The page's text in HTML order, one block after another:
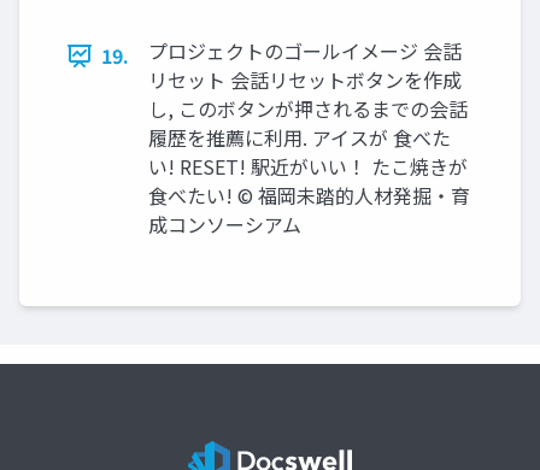
19.
プロジェクトのゴールイメージ 会話
リセット 会話リセットボタンを作成
し, このボタンが押されるまでの会話
履歴を推薦に利用. アイスが 食べた
い! RESET! 駅近がいい！ たこ焼きが
食べたい! © 福岡未踏的人材発掘・育
成コンソーシアム